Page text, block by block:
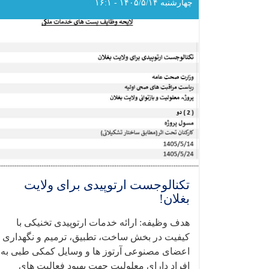
چهارشنبه ۱۴۰۵/۵/۱۴ - ۱۶:۱
تکنالوجست ارتوپیدی برای ولایت
بغلان!
هدف وظیفه: ارائه خدمات ارتوپیدی تخنیکی با
کیفیت در بخش ساخت، تطبیق، ترمیم و نگهداری
اعضای مصنوعی آرتوز ها و وسایل کمکی طبی به
افراد دارای معلولیت جهت بهبود فعالیت‌ های